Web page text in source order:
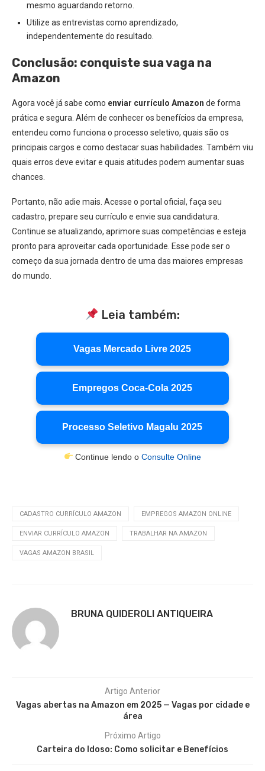
mesmo aguardando retorno.
Utilize as entrevistas como aprendizado,
independentemente do resultado.
Conclusão: conquiste sua vaga na
Amazon
Agora você já sabe como enviar currículo Amazon de forma
prática e segura. Além de conhecer os benefícios da empresa,
entendeu como funciona o processo seletivo, quais são os
principais cargos e como destacar suas habilidades. Também viu
quais erros deve evitar e quais atitudes podem aumentar suas
chances.
Portanto, não adie mais. Acesse o portal oficial, faça seu
cadastro, prepare seu currículo e envie sua candidatura.
Continue se atualizando, aprimore suas competências e esteja
pronto para aproveitar cada oportunidade. Esse pode ser o
começo da sua jornada dentro de uma das maiores empresas
do mundo.
Leia também:
Vagas Mercado Livre 2025
Empregos Coca-Cola 2025
Processo Seletivo Magalu 2025
Continue lendo oConsulte Online
CADASTRO CURRÍCULO AMAZON EMPREGOS AMAZON ONLINE
ENVIAR CURRÍCULO AMAZON TRABALHAR NA AMAZON
VAGAS AMAZON BRASIL
BRUNA QUIDEROLI ANTIQUEIRA
Artigo Anterior
Vagas abertas na Amazon em 2025 — Vagas por cidade e
área
Próximo Artigo
Carteira do Idoso: Como solicitar e Benefícios